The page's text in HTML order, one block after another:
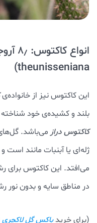
انواع کاکتوس: ۸٫ آروجادوا تئونیسنیانا
theunisseniana)
این کاکتوس نیز از خانواده‌ی
بلند و کشیده‌ی خود
کاکتوس دراز می‌باشد.
ژله‌ای یا آبنبات مانند
می‌افتد. این کاکتوس برای
در مناطق سایه و بدون نور
(برای خریدباکس گل لاکچری